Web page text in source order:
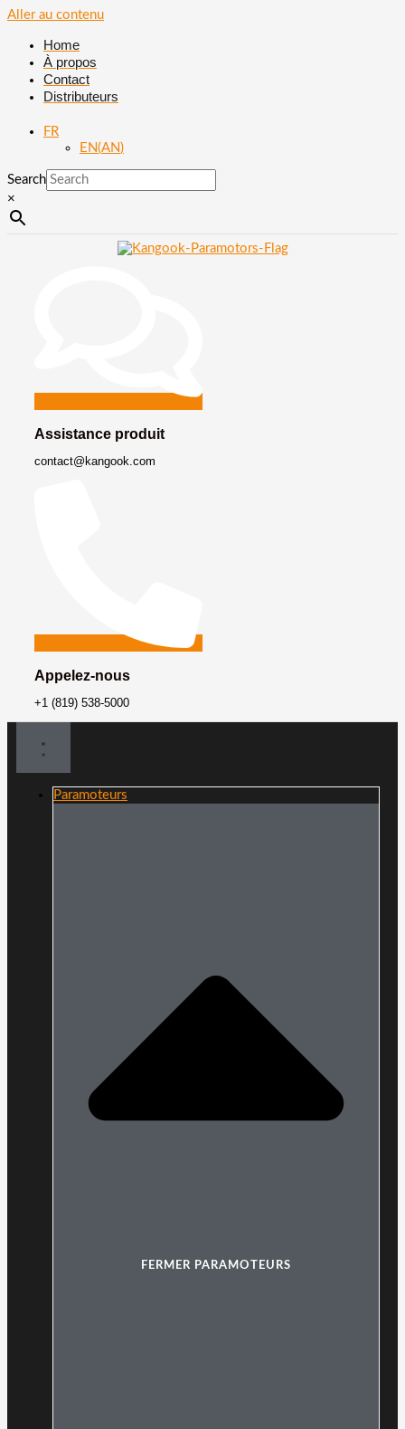
Aller au contenu
Home
À propos
Contact
Distributeurs
FR
EN(AN)
Search
×
Assistance produit
contact@kangook.com
Appelez-nous
+1 (819) 538-5000
Paramoteurs
FERMER PARAMOTEURS